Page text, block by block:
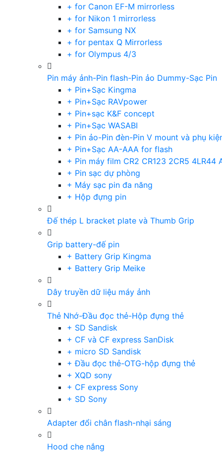
+ for Canon EF-M mirrorless
+ for Nikon 1 mirrorless
+ for Samsung NX
+ for pentax Q Mirrorless
+ for Olympus 4/3
Pin máy ảnh-Pin flash-Pin ảo Dummy-Sạc Pin
+ Pin+Sạc Kingma
+ Pin+Sạc RAVpower
+ Pin+sạc K&F concept
+ Pin+Sạc WASABI
+ Pin ảo-Pin đèn-Pin V mount và phụ
+ Pin+Sạc AA-AAA for flash
+ Pin máy film CR2 CR123 2CR5 4LR44
+ Pin sạc dự phòng
+ Máy sạc pin đa năng
+ Hộp đựng pin
Đế thép L bracket plate và Thumb Grip
Grip battery-đế pin
+ Battery Grip Kingma
+ Battery Grip Meike
Dây truyền dữ liệu máy ảnh
Thẻ Nhớ-Đầu đọc thẻ-Hộp đựng thẻ
+ SD Sandisk
+ CF và CF express SanDisk
+ micro SD Sandisk
+ Đầu đọc thẻ-OTG-hộp đựng thẻ
+ XQD sony
+ CF express Sony
+ SD Sony
Adapter đổi chân flash-nhại sáng
Hood che nắng